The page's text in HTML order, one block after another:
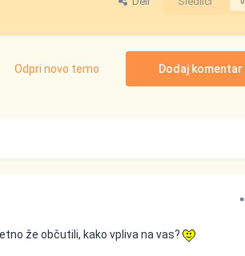
Dodaj komentar
Odpri novo temo
že občutili, kako vpliva na vas?